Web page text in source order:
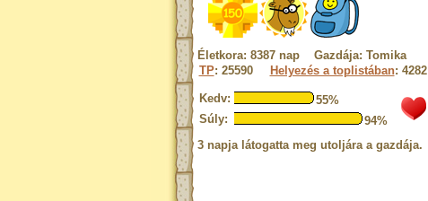
Életkora: 8387 nap Gazdája: Tomika
TP: 25590 Helyezés a toplistában: 4282
Kedv:
55%
Súly:
94%
3 napja látogatta meg utoljára a gazdája.